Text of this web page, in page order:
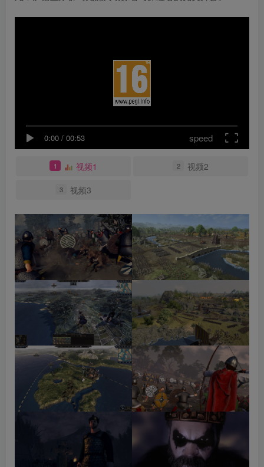
0:00 / 00:53 speed
1 视频1 2 视频2
3 视频3